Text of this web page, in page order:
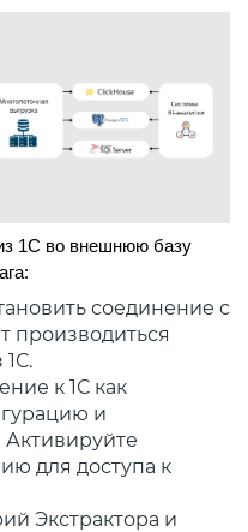
1С во внешнюю базу
соединение с
производиться
к 1С как
и
для доступа к
Экстрактора и